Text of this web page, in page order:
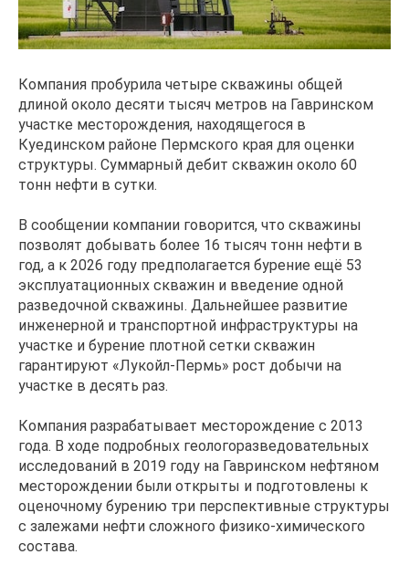
Компания пробурила четыре скважины общей
длиной около десяти тысяч метров на Гавринском
участке месторождения, находящегося в
Куединском районе Пермского края для оценки
структуры. Суммарный дебит скважин около 60
тонн нефти в сутки.
В сообщении компании говорится, что скважины
позволят добывать более 16 тысяч тонн нефти в
год, а к 2026 году предполагается бурение ещё 53
эксплуатационных скважин и введение одной
разведочной скважины. Дальнейшее развитие
инженерной и транспортной инфраструктуры на
участке и бурение плотной сетки скважин
гарантируют «Лукойл-Пермь» рост добычи на
участке в десять раз.
Компания разрабатывает месторождение с 2013
года. В ходе подробных геологоразведовательных
исследований в 2019 году на Гавринском нефтяном
месторождении были открыты и подготовлены к
оценочному бурению три перспективные структуры
с залежами нефти сложного физико-химического
состава.